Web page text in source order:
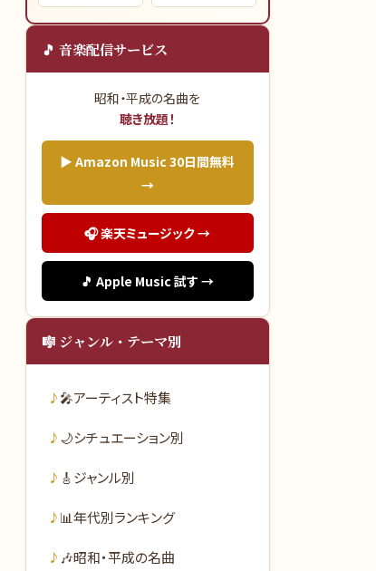
🎵 音楽配信サービス
昭和・平成の名曲を
聴き放題！
▶ Amazon Music 30日間無料
→
🎧 楽天ミュージック →
🎵 Apple Music 試す →
🎼 ジャンル・テーマ別
🎤アーティスト特集
🌙シチュエーション別
🎸ジャンル別
📊年代別ランキング
🎶昭和・平成の名曲